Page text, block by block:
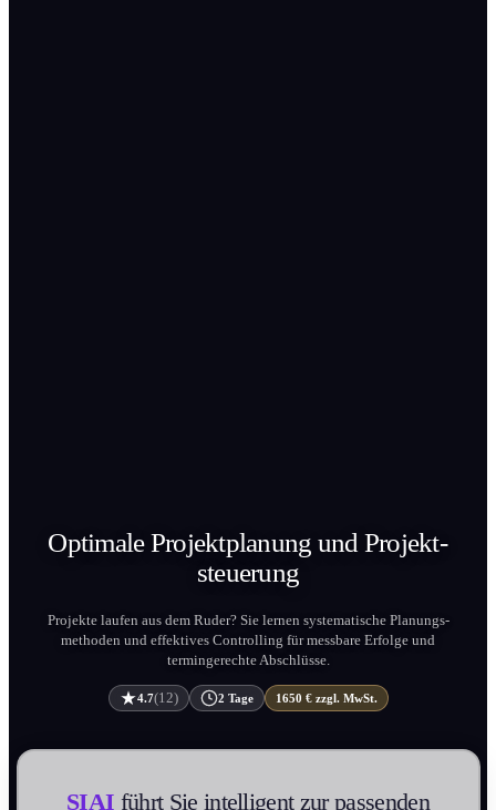
Optimale Projekt­planung undProjekt­
steuerung
Projekte laufen aus dem Ruder? Sie lernen systematische Planungs­
methoden und effektives Controlling für messbare Erfolge und
termingerechte Abschlüsse.
4.7(12) 2 Tage 1650 € zzgl. MwSt.
SIAI führt Sie intelligent zur passenden